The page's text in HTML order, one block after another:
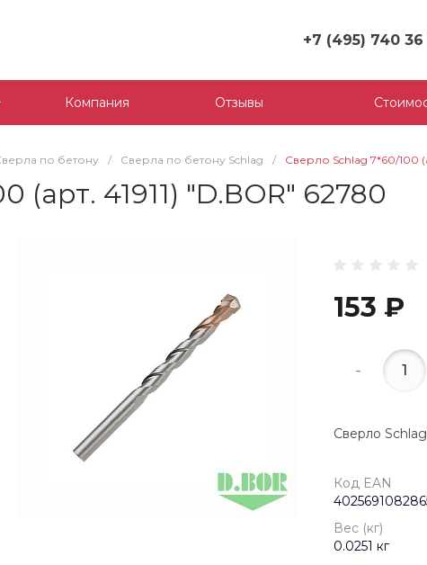
+7 (495) 740 36
+7 (495) 740 36 15
г. Москва, Филевский
Компания Отзывы
по бетону / Сверла по бетону Schlag / Сверло Schlag 7*60/100
(арт. 41911) "D.BOR" 62780
153 ₽
-
Сверло
Код EAN
Вес (кг)
0.0251 кг